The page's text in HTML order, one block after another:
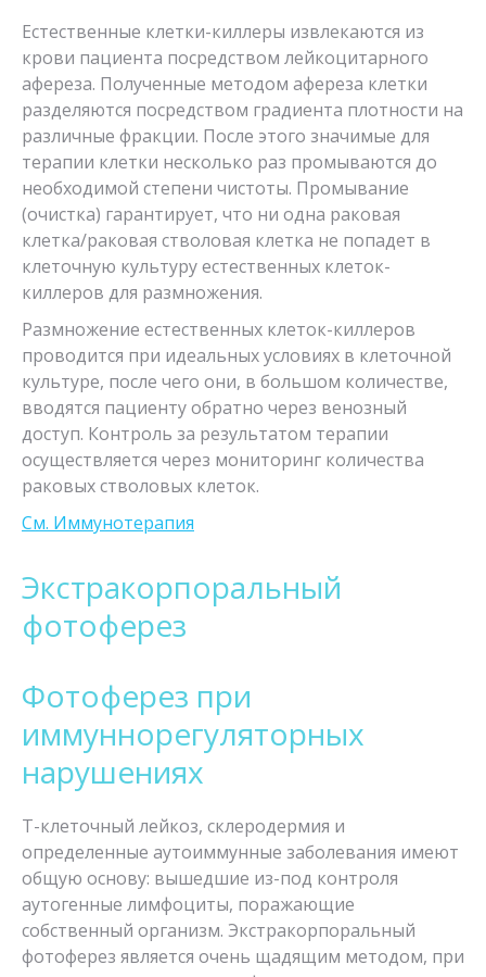
Естественные клетки-киллеры извлекаются из
крови пациента посредством лейкоцитарного
афереза. Полученные методом афереза клетки
разделяются посредством градиента плотности на
различные фракции. После этого значимые для
терапии клетки несколько раз промываются до
необходимой степени чистоты. Промывание
(очистка) гарантирует, что ни одна раковая
клетка/раковая стволовая клетка не попадет в
клеточную культуру естественных клеток-
киллеров для размножения.
Размножение естественных клеток-киллеров
проводится при идеальных условиях в клеточной
культуре, после чего они, в большом количестве,
вводятся пациенту обратно через венозный
доступ. Контроль за результатом терапии
осуществляется через мониторинг количества
раковых стволовых клеток.
См. Иммунотерапия
Экстракорпоральный
фотоферез
Фотоферез при
иммуннорегуляторных
нарушениях
Т-клеточный лейкоз, склеродермия и
определенные аутоиммунные заболевания имеют
общую основу: вышедшие из-под контроля
аутогенные лимфоциты, поражающие
собственный организм. Экстракорпоральный
фотоферез является очень щадящим методом, при